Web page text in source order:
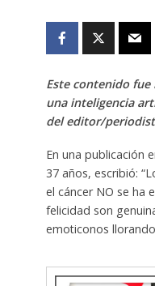
Este contenido fue
una inteligencia
del editor/
En una publicación
37 años, escribió:
el cáncer NO se ha
felicidad son
emoticonos